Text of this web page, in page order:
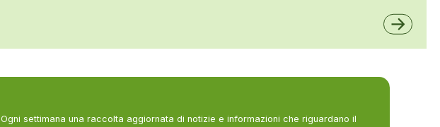
Ogni settimana una raccolta aggiornata di notizie e informazioni che riguardano il